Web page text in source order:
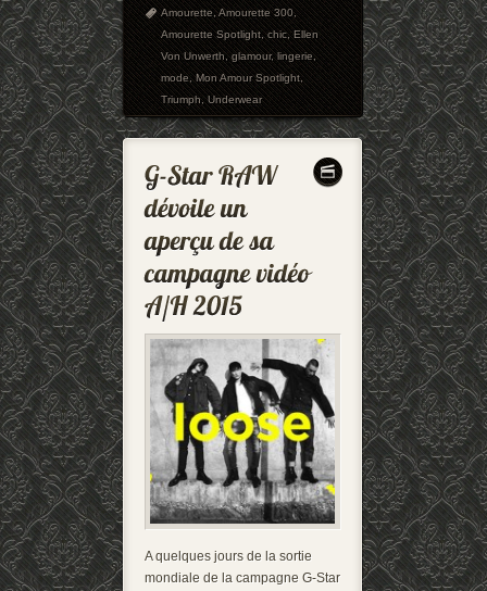
Amourette,Amourette 300,
Amourette Spotlight,chic,Ellen
Von Unwerth,glamour,lingerie,
mode,Mon Amour Spotlight,
Triumph,Underwear
A quelques jours de la sortie
mondiale de la campagne G-Star